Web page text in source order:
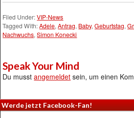
Filed Under:VIP-News
Tagged With:Adele,Antrag, Baby,Geburtstag,
Nachwuchs,Simon Konecki
Speak Your Mind
Du musstangemeldet sein, um einen
Werde jetzt Facebook-Fan!